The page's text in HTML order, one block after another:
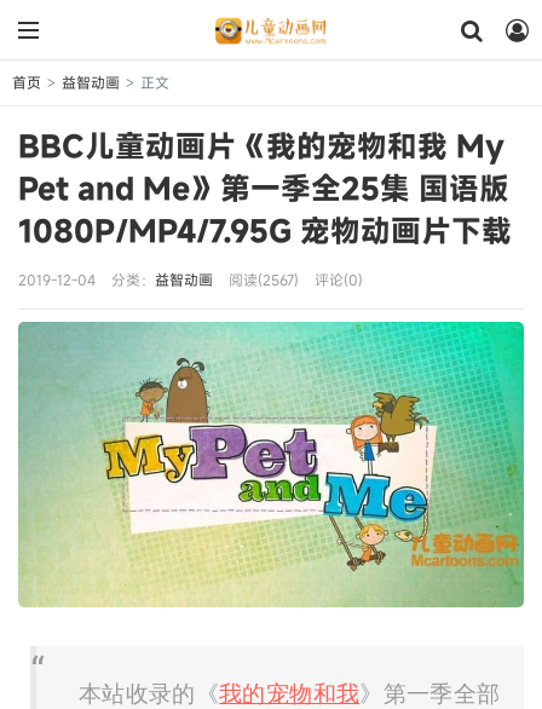
首页 > 益智动画 > 正文
BBC儿童动画片《我的宠物和我 My
Pet and Me》第一季全25集 国语版
1080P/MP4/7.95G 宠物动画片下载
2019-12-04 分类： 益智动画 阅读(2567) 评论(0)
本站收录的《我的宠物和我》第一季全部